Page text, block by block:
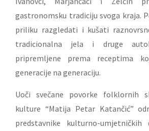
gastronomsku tradiciju svoga kraja.
priliku razgledati i kušati
tradicionalna jela i druge
pripremljene prema receptima
generacije na generaciju.
Uoči svečane povorke folklornih
kulture “Matija Petar Katančić”
predstavnike kulturno-umjetničkih